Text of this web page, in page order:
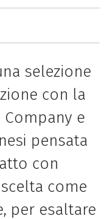
selezione
con la
Company e
pensata
con
come
per esaltare